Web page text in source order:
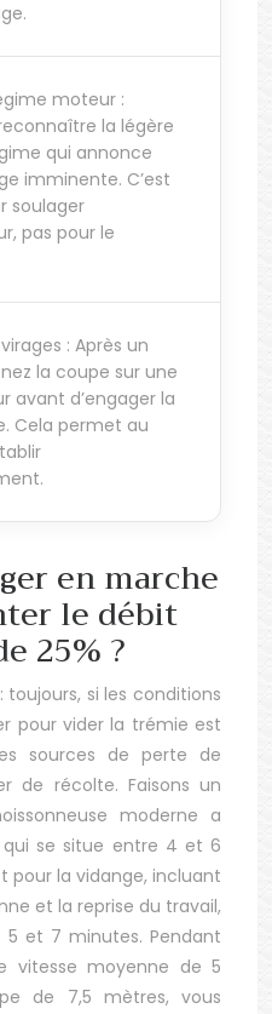
moteur :
la légère
qui annonce
imminente. C’est
soulager
pas pour le
: Après un
la coupe sur une
avant d’engager la
Cela permet au
en marche
le débit
25% ?
toujours, si les conditions
pour vider la trémie est
sources de perte de
de récolte. Faisons un
moderne a
se situe entre 4 et 6
pour la vidange, incluant
et la reprise du travail,
et 7 minutes. Pendant
vitesse moyenne de 5
de 7,5 mètres, vous